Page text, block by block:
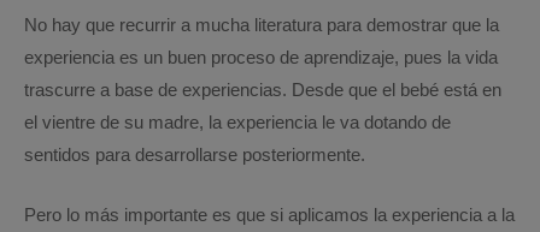
No hay que recurrir a mucha literatura para demostrar que la
experiencia es un buen proceso de aprendizaje, pues la vida
trascurre a base de experiencias. Desde que el bebé está en
el vientre de su madre, la experiencia le va dotando de
sentidos para desarrollarse posteriormente.
Pero lo más importante es que si aplicamos la experiencia a la